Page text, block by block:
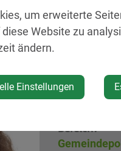
Julia
Bereich:
um erweiterte
Website zu
ändern.
Einstellungen